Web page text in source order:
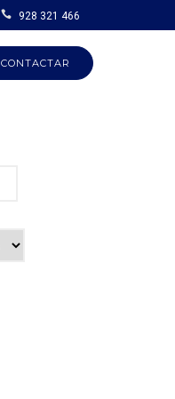
928 321 466
CONTACTAR